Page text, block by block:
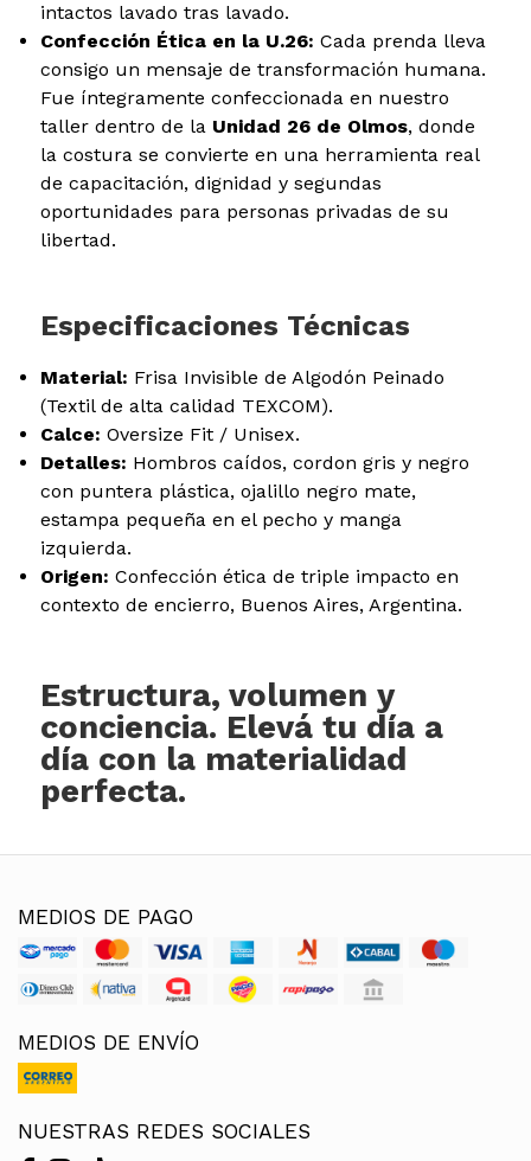
intactos lavado tras lavado.
Confección Ética en la U.26: Cada prenda lleva
consigo un mensaje de transformación humana.
Fue íntegramente confeccionada en nuestro
taller dentro de la Unidad 26 de Olmos, donde
la costura se convierte en una herramienta real
de capacitación, dignidad y segundas
oportunidades para personas privadas de su
libertad.
Especificaciones Técnicas
Material: Frisa Invisible de Algodón Peinado
(Textil de alta calidad TEXCOM).
Calce: Oversize Fit / Unisex.
Detalles: Hombros caídos, cordon gris y negro
con puntera plástica, ojalillo negro mate,
estampa pequeña en el pecho y manga
izquierda.
Origen: Confección ética de triple impacto en
contexto de encierro, Buenos Aires, Argentina.
Estructura, volumen y
conciencia. Elevá tu día a
día con la materialidad
perfecta.
MEDIOS DE PAGO
MEDIOS DE ENVÍO
NUESTRAS REDES SOCIALES